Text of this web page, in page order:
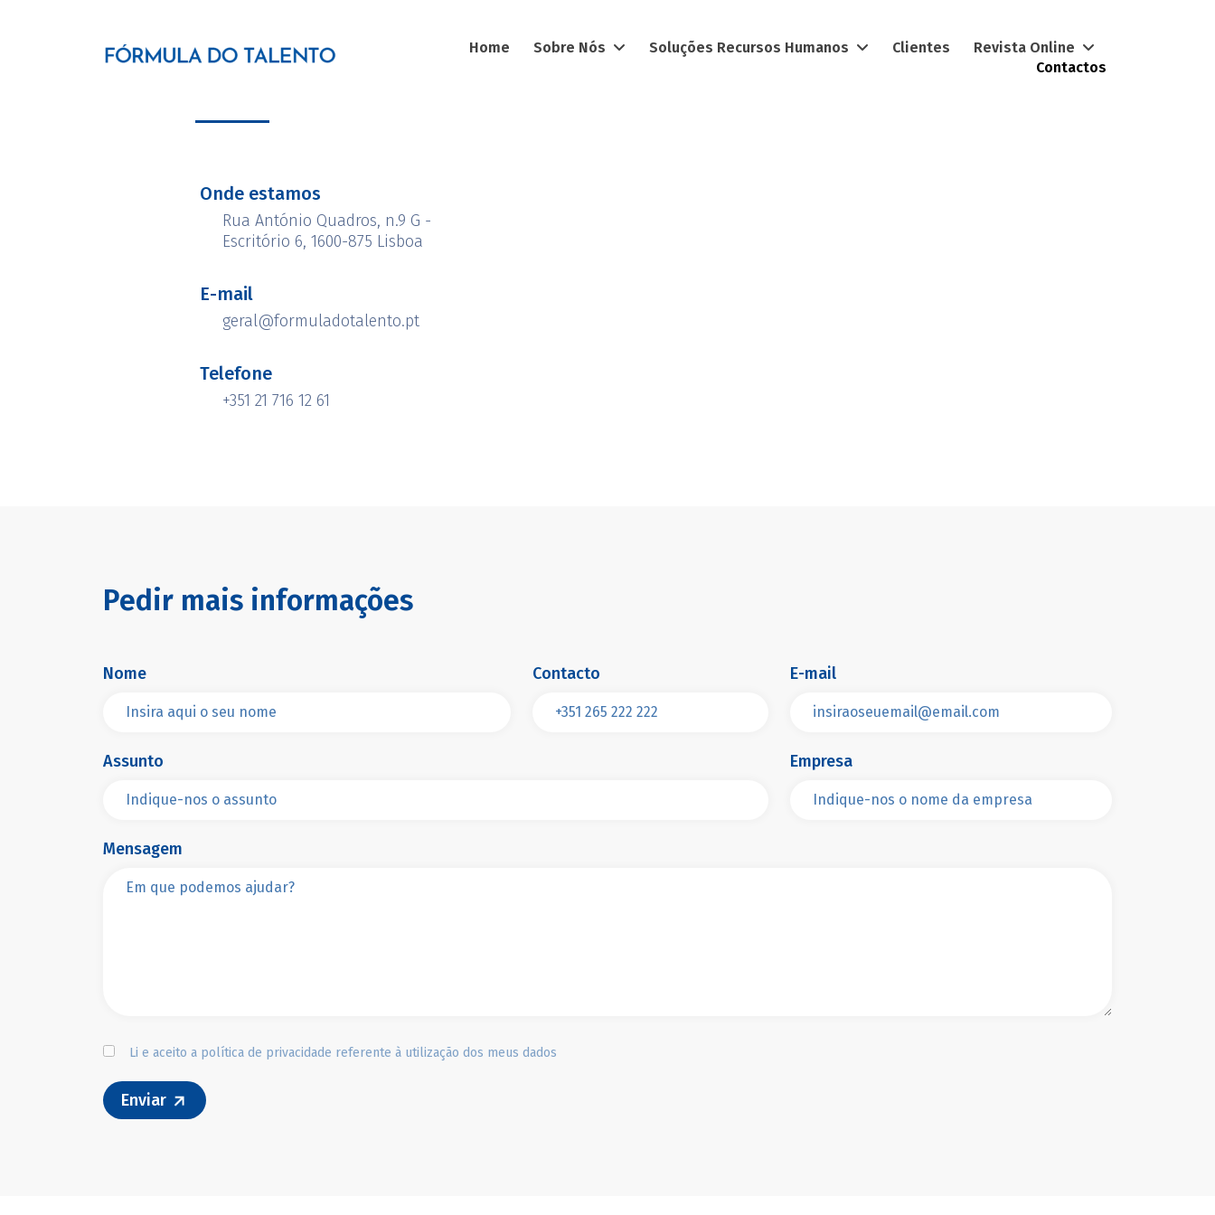
Home Sobre Nós Soluções Recursos Humanos Clientes
Revista Online
Contactos
Onde estamos
Rua António Quadros, n.9 G -
Escritório 6, 1600-875 Lisboa
E-mail
geral@formuladotalento.pt
Telefone
+351 21 716 12 61
Pedir mais informações
Nome Contacto E-mail
Assunto Empresa
Mensagem
Li e aceito a política de privacidade referente à utilização dos meus dados
Enviar